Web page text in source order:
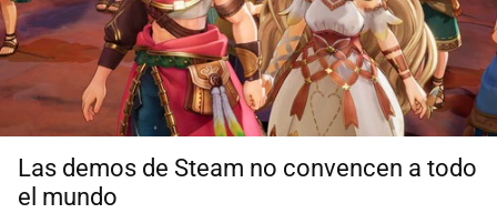
Las demos de Steam no convencen a todo
el mundo